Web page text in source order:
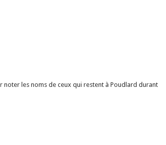
les noms de ceux qui restent à Poudlard durant